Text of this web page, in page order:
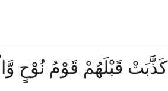
كَذَّبَتْ قَبْلَهُمْ قَوْمُ نُوْحٍ